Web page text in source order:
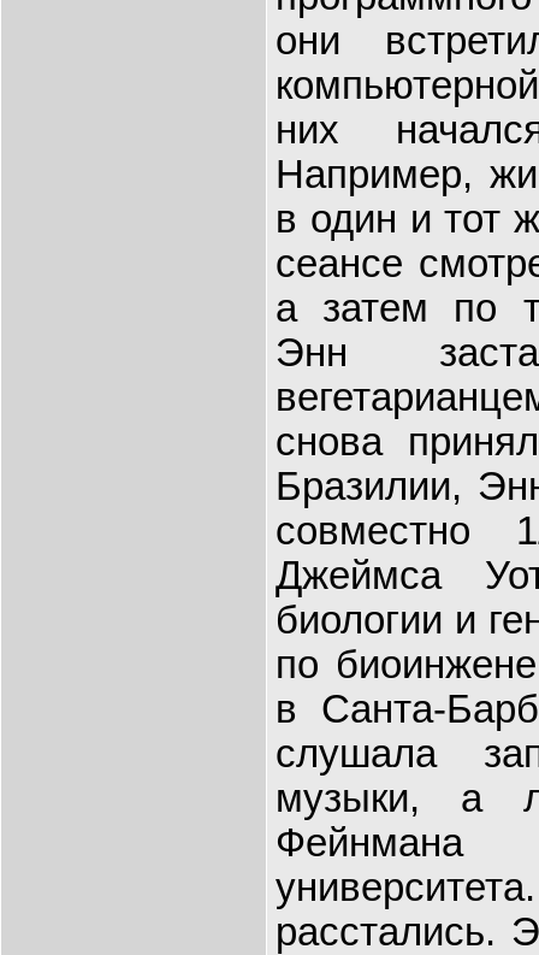
они
них
Например,
в один и тот
сеансе
а затем по
Энн
снова
Бразилии,
совместно
Джеймса
биологии и
по
в Санта-
слушала
музыки, а
расстались.